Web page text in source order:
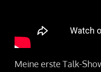
Meine erste Talk-